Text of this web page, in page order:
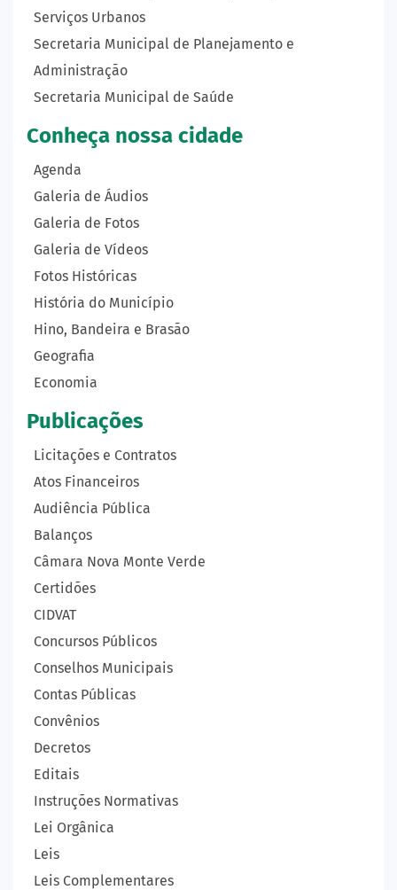
Serviços Urbanos
Secretaria Municipal de Planejamento e
Administração
Secretaria Municipal de Saúde
Conheça nossa cidade
Agenda
Galeria de Áudios
Galeria de Fotos
Galeria de Vídeos
Fotos Históricas
História do Município
Hino, Bandeira e Brasão
Geografia
Economia
Publicações
Licitações e Contratos
Atos Financeiros
Audiência Pública
Balanços
Câmara Nova Monte Verde
Certidões
CIDVAT
Concursos Públicos
Conselhos Municipais
Contas Públicas
Convênios
Decretos
Editais
Instruções Normativas
Lei Orgânica
Leis
Leis Complementares